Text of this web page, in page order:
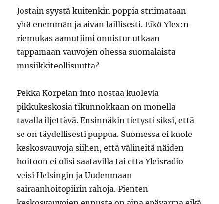
Jostain syystä kuitenkin poppia striimataan
yhä enemmän ja aivan laillisesti. Eikö Ylex:n
riemukas aamutiimi onnistunutkaan
tappamaan vauvojen ohessa suomalaista
musiikkiteollisuutta?
Pekka Korpelan into nostaa kuolevia
pikkukeskosia tikunnokkaan on monella
tavalla iljettävä. Ensinnäkin tietysti siksi, että
se on täydellisesti puppua. Suomessa ei kuole
keskosvauvoja siihen, että välineitä näiden
hoitoon ei olisi saatavilla tai että Yleisradio
veisi Helsingin ja Uudenmaan
sairaanhoitopiirin rahoja. Pienten